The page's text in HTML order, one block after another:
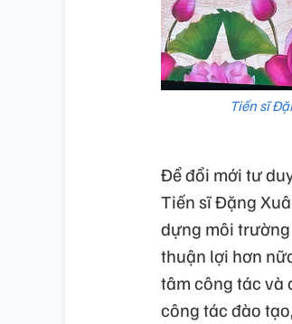
Tiến sĩ
Để đổi mới tư
Tiến sĩ Đặng
dựng môi
thuận lợi hơn
tâm công tác và
công tác đào